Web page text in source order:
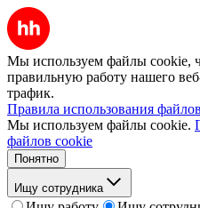
Мы используем файлы cookie,
правильную работу нашего
трафик.
Правила использования
Мы используем файлы cookie.
файлов cookie
Понятно
Ищу сотрудника